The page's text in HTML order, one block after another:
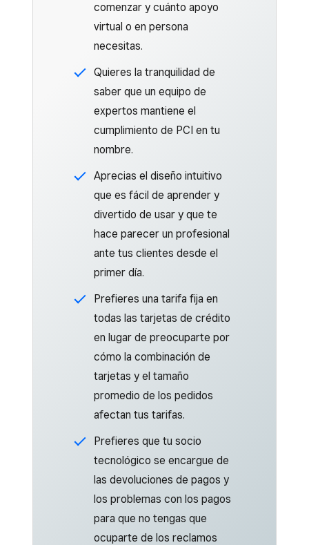
comenzar y cuánto apoyo
virtual o en persona
necesitas.
Quieres la tranquilidad de
saber que un equipo de
expertos mantiene el
cumplimiento de PCI en tu
nombre.
Aprecias el diseño intuitivo
que es fácil de aprender y
divertido de usar y que te
hace parecer un profesional
ante tus clientes desde el
primer día.
Prefieres una tarifa fija en
todas las tarjetas de crédito
en lugar de preocuparte por
cómo la combinación de
tarjetas y el tamaño
promedio de los pedidos
afectan tus tarifas.
Prefieres que tu socio
tecnológico se encargue de
las devoluciones de pagos y
los problemas con los pagos
para que no tengas que
ocuparte de los reclamos